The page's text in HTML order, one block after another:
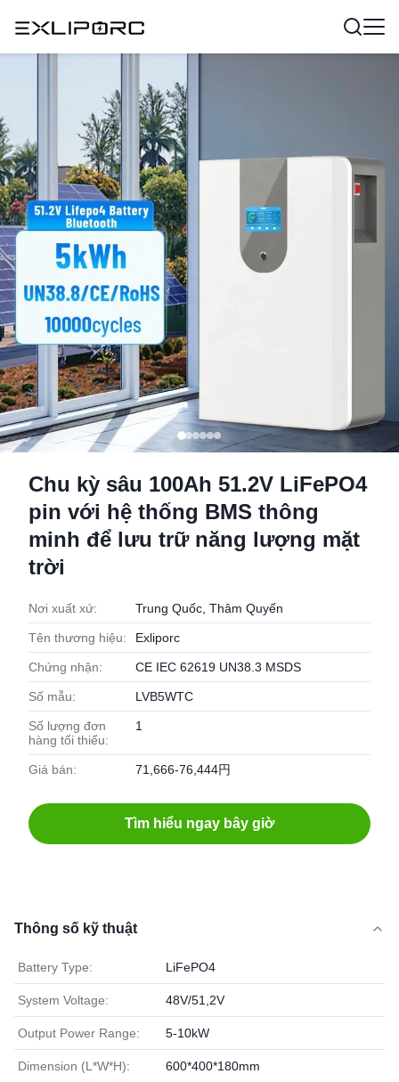
Chu kỳ sâu 100Ah 51.2V LiFePO4
pin với hệ thống BMS thông
minh để lưu trữ năng lượng mặt
trời
Nơi xuất xứ: Trung Quốc, Thâm Quyến
Tên thương hiệu: Exliporc
Chứng nhận: CE IEC 62619 UN38.3 MSDS
Số mẫu: LVB5WTC
Số lượng đơn
hàng tối thiểu:
1
Giá bán: 71,666-76,444円
Tìm hiểu ngay bây giờ
Thông số kỹ thuật
Battery Type: LiFePO4
System Voltage: 48V/51,2V
Output Power Range: 5-10kW
Dimension (L*W*H): 600*400*180mm